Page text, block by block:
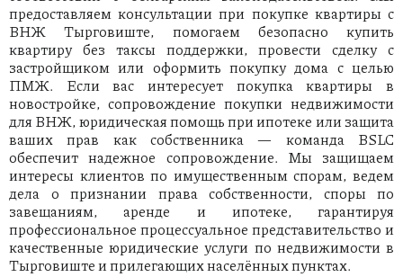
предоставляем консультации при покупке квартиры с
ВНЖ Тырговиште, помогаем безопасно купить
квартиру без таксы поддержки, провести сделку с
застройщиком или оформить покупку дома с целью
ПМЖ. Если вас интересует покупка квартиры в
новостройке, сопровождение покупки недвижимости
для ВНЖ, юридическая помощь при ипотеке или защита
ваших прав как собственника — команда BSLC
обеспечит надежное сопровождение. Мы защищаем
интересы клиентов по имущественным спорам, ведем
дела о признании права собственности, споры по
завещаниям, аренде и ипотеке, гарантируя
профессиональное процессуальное представительство и
качественные юридические услуги по недвижимости в
Тырговиште и прилегающих населённых пунктах.